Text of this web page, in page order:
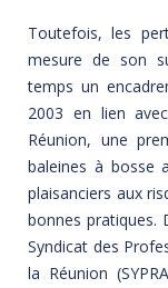
Toutefois, les
mesure de son
temps un
2003 en lien
Réunion, une
baleines à bosse
plaisanciers aux
bonnes pratiques.
Syndicat des
la Réunion